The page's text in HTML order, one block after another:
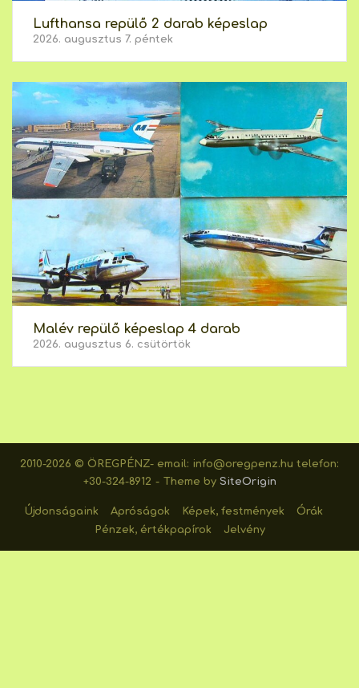
Lufthansa repülő 2 darab képeslap
2026. augusztus 7. péntek
Malév repülő képeslap 4 darab
2026. augusztus 6. csütörtök
2010-2026 © ÖREGPÉNZ- email: info@oregpenz.hu telefon:
+30-324-8912
Theme by SiteOrigin
Újdonságaink Apróságok Képek, festmények
Órák
Pénzek, értékpapírok
Jelvény